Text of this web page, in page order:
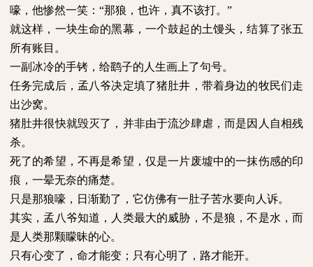
嚎，他惨然一笑：“那狼，也许，真不该打。”
就这样，一块生命的黑幕，一个鼓起的土馒头，结算了张五
所有账目。
一副冰冷的手铐，给鹞子的人生画上了句号。
任务完成后，孟八爷决定填了猪肚井，带着身边的牧民们走
出沙窝。
猪肚井很快就毁灭了，并非由于流沙肆虐，而是因人自相残
杀。
死了的希望，不再是希望，仅是一片废墟中的一抹伤感的印
痕，一晕无奈的痛楚。
只是那狼嚎，日渐勤了，它仿佛有一肚子苦水要向人诉。
其实，孟八爷知道，人类最大的威胁，不是狼，不是水，而
是人类那颗矇昧的心。
只有心变了，命才能变；只有心明了，路才能开。